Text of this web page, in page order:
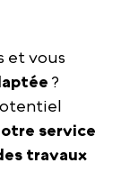
et vous
?
service
travaux